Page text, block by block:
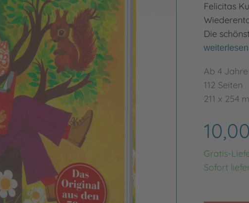
Felicitas
Die
weiterlesen
Ab 4 Jahre
112 Seiten
211 x 254
Gratis-
Sofort